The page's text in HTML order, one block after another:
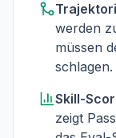
werden
müssen
schlagen.
Skill-
zeigt